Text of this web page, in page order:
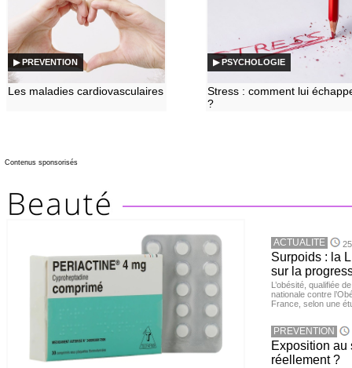
▶ PREVENTION
Les maladies cardiovasculaires
▶ PSYCHOLOGIE
Stress : comment lui
?
Contenus sponsorisés
ACTUALITE
Surpoids : la
sur la
L’obésité, qualifiée
nationale contre
France, selon une
PREVENTION
Exposition au
réellement ?